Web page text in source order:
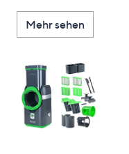
Mehr sehen